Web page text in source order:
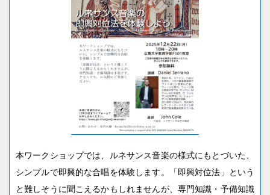
本ワークショップでは、ルネサンス音楽の様式にもとづいた、
シンプルで即興的な合唱を体験します。「即興対位法」という
と難しそうに聞こえるかもしれませんが、専門知識・予備知識